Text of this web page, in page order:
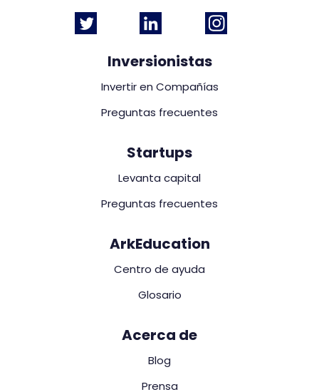
Inversionistas
Invertir en Compañías
Preguntas frecuentes
Startups
Levanta capital
Preguntas frecuentes
ArkEducation
Centro de ayuda
Glosario
Acerca de
Blog
Prensa